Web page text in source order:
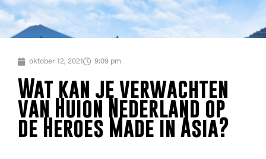
oktober 12, 2021 9:09 pm
Wat kan je verwachten
van Huion Nederland op
de Heroes Made in Asia?